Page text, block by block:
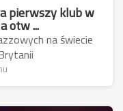
pierwszy klub w
otw ...
na świecie